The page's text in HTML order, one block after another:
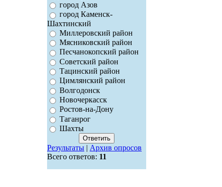
город Азов
город Каменск-
Шахтинский
Миллеровский район
Мясниковский район
Песчанокопский район
Советский район
Тацинский район
Цимлянский район
Волгодонск
Новочеркасск
Ростов-на-Дону
Таганрог
Шахты
Результаты| Архив опросов
Всего ответов: 11